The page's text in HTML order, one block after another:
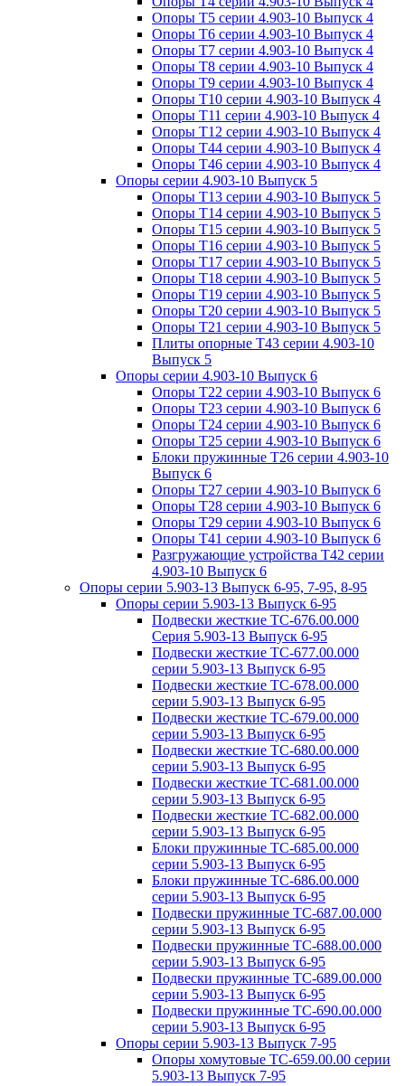
Опоры Т5 серии 4.903-10 Выпуск 4
Опоры Т6 серии 4.903-10 Выпуск 4
Опоры Т7 серии 4.903-10 Выпуск 4
Опоры Т8 серии 4.903-10 Выпуск 4
Опоры Т9 серии 4.903-10 Выпуск 4
Опоры Т10 серии 4.903-10 Выпуск 4
Опоры Т11 серии 4.903-10 Выпуск 4
Опоры Т12 серии 4.903-10 Выпуск 4
Опоры Т44 серии 4.903-10 Выпуск 4
Опоры Т46 серии 4.903-10 Выпуск 4
Опоры серии 4.903-10 Выпуск 5
Опоры Т13 серии 4.903-10 Выпуск 5
Опоры Т14 серии 4.903-10 Выпуск 5
Опоры Т15 серии 4.903-10 Выпуск 5
Опоры Т16 серии 4.903-10 Выпуск 5
Опоры Т17 серии 4.903-10 Выпуск 5
Опоры Т18 серии 4.903-10 Выпуск 5
Опоры Т19 серии 4.903-10 Выпуск 5
Опоры Т20 серии 4.903-10 Выпуск 5
Опоры Т21 серии 4.903-10 Выпуск 5
Плиты опорные Т43 серии 4.903-10
Выпуск 5
Опоры серии 4.903-10 Выпуск 6
Опоры Т22 серии 4.903-10 Выпуск 6
Опоры Т23 серии 4.903-10 Выпуск 6
Опоры Т24 серии 4.903-10 Выпуск 6
Опоры Т25 серии 4.903-10 Выпуск 6
Блоки пружинные Т26 серии 4.903-10
Выпуск 6
Опоры Т27 серии 4.903-10 Выпуск 6
Опоры Т28 серии 4.903-10 Выпуск 6
Опоры Т29 серии 4.903-10 Выпуск 6
Опоры Т41 серии 4.903-10 Выпуск 6
Разгружающие устройства Т42 серии
4.903-10 Выпуск 6
Опоры серии 5.903-13 Выпуск 6-95, 7-95, 8-95
Опоры серии 5.903-13 Выпуск 6-95
Подвески жесткие ТС-676.00.000
Серия 5.903-13 Выпуск 6-95
Подвески жесткие ТС-677.00.000
серии 5.903-13 Выпуск 6-95
Подвески жесткие ТС-678.00.000
серии 5.903-13 Выпуск 6-95
Подвески жесткие ТС-679.00.000
серии 5.903-13 Выпуск 6-95
Подвески жесткие ТС-680.00.000
серии 5.903-13 Выпуск 6-95
Подвески жесткие ТС-681.00.000
серии 5.903-13 Выпуск 6-95
Подвески жесткие ТС-682.00.000
серии 5.903-13 Выпуск 6-95
Блоки пружинные ТС-685.00.000
серии 5.903-13 Выпуск 6-95
Блоки пружинные ТС-686.00.000
серии 5.903-13 Выпуск 6-95
Подвески пружинные ТС-687.00.000
серии 5.903-13 Выпуск 6-95
Подвески пружинные ТС-688.00.000
серии 5.903-13 Выпуск 6-95
Подвески пружинные ТС-689.00.000
серии 5.903-13 Выпуск 6-95
Подвески пружинные ТС-690.00.000
серии 5.903-13 Выпуск 6-95
Опоры серии 5.903-13 Выпуск 7-95
Опоры хомутовые ТС-659.00.00 серии
5.903-13 Выпуск 7-95